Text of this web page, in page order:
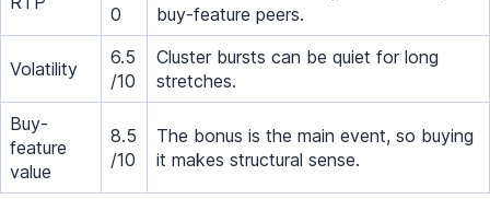
0
buy-feature peers.
Volatility
6.5
/10
Cluster bursts can be quiet for long
stretches.
Buy-
feature
value
8.5
/10
The bonus is the main event, so buying
it makes structural sense.